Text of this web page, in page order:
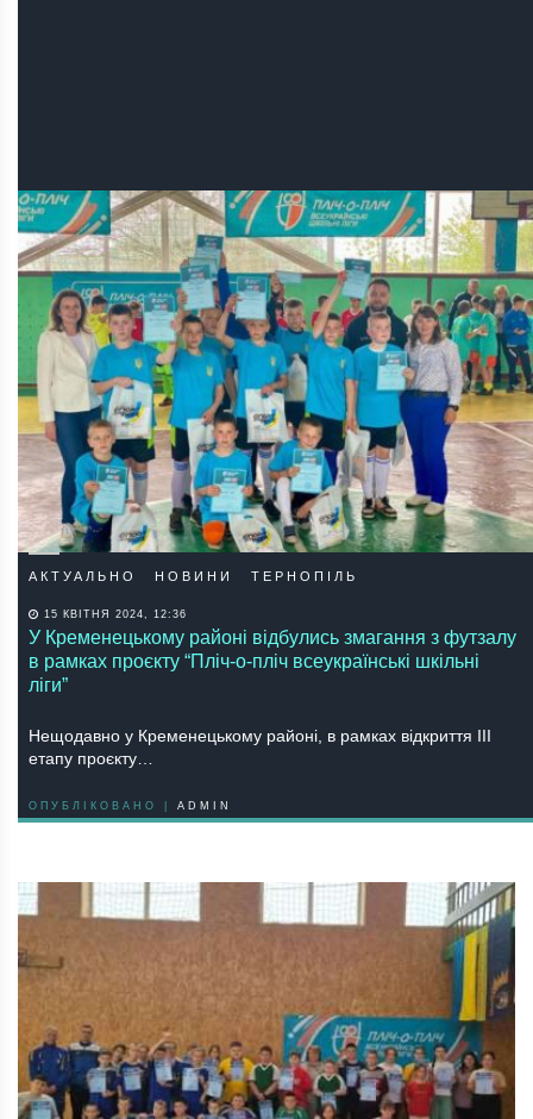
АКТУАЛЬНО НОВИНИ ТЕРНОПІЛЬ
15 КВІТНЯ 2024, 12:36
У Кременецькому районі відбулись змагання з футзалу
в рамках проєкту “Пліч-о-пліч всеукраїнські шкільні
ліги”
Нещодавно у Кременецькому районі, в рамках відкриття III
етапу проєкту…
ОПУБЛІКОВАНО | ADMIN